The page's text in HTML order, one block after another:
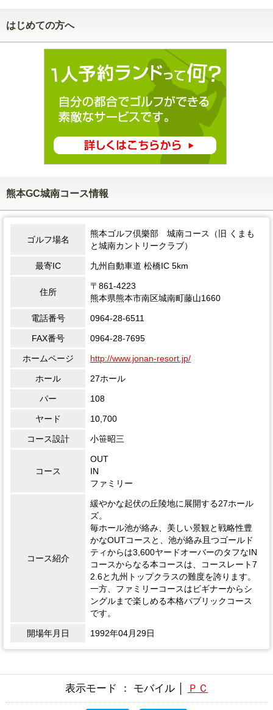
はじめての方へ
熊本GC城南コース情報
ゴルフ場名
熊本ゴルフ倶樂部 城南コース（旧 くまも
と城南カントリークラブ）
最寄IC 九州自動車道 松橋IC 5km
住所
〒861-4223
熊本県熊本市南区城南町藤山1660
電話番号 0964-28-6511
FAX番号 0964-28-7695
ホームページ http://www.jonan-resort.jp/
ホール 27ホール
パー 108
ヤード 10,700
コース設計 小笹昭三
コース
OUT
IN
ファミリー
コース紹介
緩やかな起伏の丘陵地に展開する27ホール
ズ。
毎ホール池が絡み、美しい景観と戦略性豊
かなOUTコースと、池が絡み且つゴールド
ティからは3,600ヤードオーバーのタフなIN
コースからなる本コースは、コースレート7
2.6と九州トップクラスの難度を誇ります。
一方、ファミリーコースはビギナーからシ
ングルまで楽しめる本格パブリックコース
です。
開場年月日 1992年04月29日
表示モード ： モバイル │ ＰＣ